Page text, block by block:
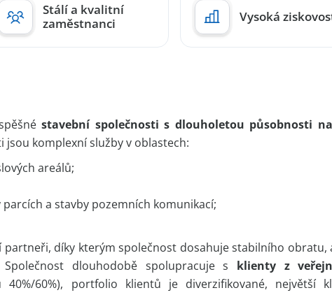
Stálí a kvalitní
zaměstnanci
Vysoká
stavební společnosti s dlouholetou působnosti
komplexní služby v oblastech:
areálů;
a stavby pozemních komunikací;
díky kterým společnost dosahuje stabilního obratu,
dlouhodobě spolupracuje s klienty z
60%), portfolio klientů je diverzifikované, největší